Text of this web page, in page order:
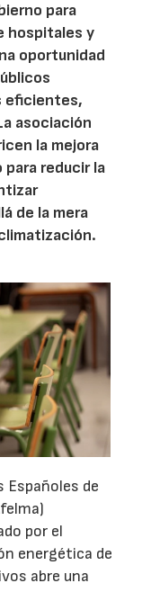
para
hospitales y
oportunidad
eficientes,
asociación
la mejora
reducir la
de la mera
Españoles de
por el
energética de
abre una